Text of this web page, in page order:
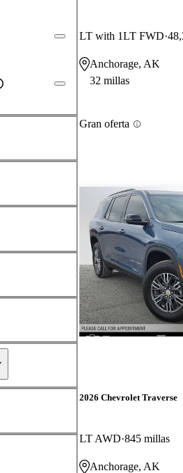
LT with 1LT FWD
Anchorage, AK
32 millas
Gran oferta
2026 Chevrolet Traverse
LT AWD 845 millas
Anchorage, AK